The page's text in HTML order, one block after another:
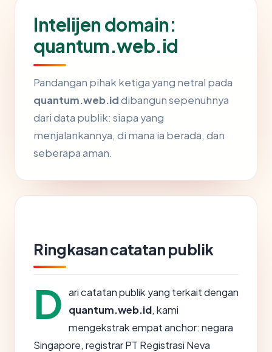
Intelijen domain:
quantum.web.id
Pandangan pihak ketiga yang netral pada
quantum.web.iddibangun sepenuhnya
dari data publik: siapa yang
menjalankannya, di mana ia berada, dan
seberapa aman.
Ringkasan catatan publik
D ari catatan publik yang terkait dengan
quantum.web.id, kami
mengekstrak empat anchor: negara
Singapore, registrar PT Registrasi Neva